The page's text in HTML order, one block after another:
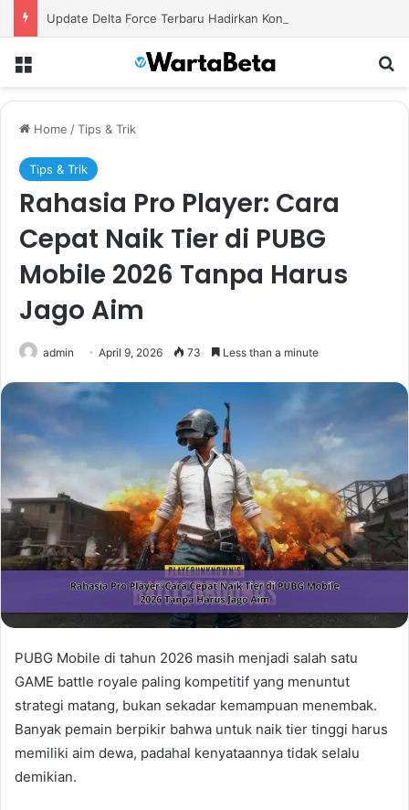
Home /Tips & Trik
Tips & Trik
Rahasia Pro Player: Cara
Cepat Naik Tier di PUBG
Mobile 2026 Tanpa Harus
Jago Aim
admin April 9, 2026 73 Less than a minute
PUBG Mobile di tahun 2026 masih menjadi salah satu
GAME battle royale paling kompetitif yang menuntut
strategi matang, bukan sekadar kemampuan menembak.
Banyak pemain berpikir bahwa untuk naik tier tinggi harus
memiliki aim dewa, padahal kenyataannya tidak selalu
demikian.